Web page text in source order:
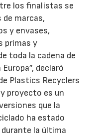
los finalistas se
marcas,
y envases,
primas y
toda la cadena de
declaró
Plastics Recyclers
proyecto es un
que la
ha estado
la última